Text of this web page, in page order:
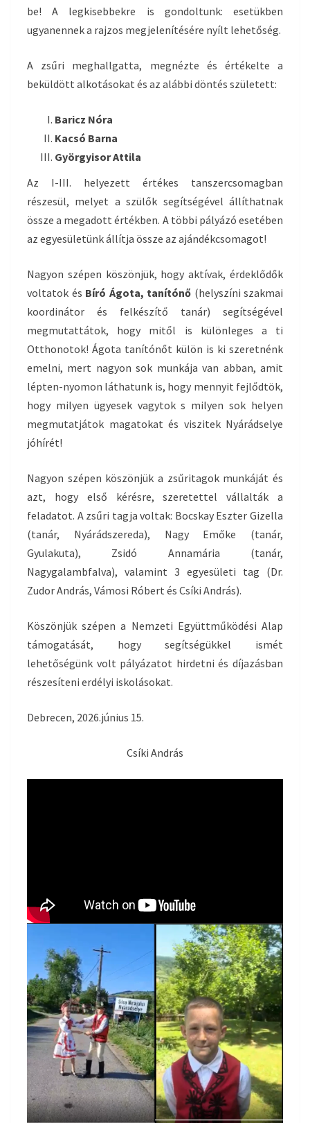
be! A legkisebbekre is gondoltunk: esetükben
ugyanennek a rajzos megjelenítésére nyílt lehetőség.
A zsűri meghallgatta, megnézte és értékelte a
beküldött alkotásokat és az alábbi döntés született:
Baricz Nóra
Kacsó Barna
Györgyisor Attila
Az I-III. helyezett értékes tanszercsomagban
részesül, melyet a szülők segítségével állíthatnak
össze a megadott értékben. A többi pályázó esetében
az egyesületünk állítja össze az ajándékcsomagot!
Nagyon szépen köszönjük, hogy aktívak, érdeklődők
voltatok és Bíró Ágota, tanítónő (helyszíni szakmai
koordinátor és felkészítő tanár) segítségével
megmutattátok, hogy mitől is különleges a ti
Otthonotok! Ágota tanítónőt külön is ki szeretnénk
emelni, mert nagyon sok munkája van abban, amit
lépten-nyomon láthatunk is, hogy mennyit fejlődtök,
hogy milyen ügyesek vagytok s milyen sok helyen
megmutatjátok magatokat és viszitek Nyárádselye
jóhírét!
Nagyon szépen köszönjük a zsűritagok munkáját és
azt, hogy első kérésre, szeretettel vállalták a
feladatot. A zsűri tagja voltak: Bocskay Eszter Gizella
(tanár, Nyárádszereda), Nagy Emőke (tanár,
Gyulakuta), Zsidó Annamária (tanár,
Nagygalambfalva), valamint 3 egyesületi tag (Dr.
Zudor András, Vámosi Róbert és Csíki András).
Köszönjük szépen a Nemzeti Együttműködési Alap
támogatását, hogy segítségükkel ismét
lehetőségünk volt pályázatot hirdetni és díjazásban
részesíteni erdélyi iskolásokat.
Debrecen, 2026.június 15.
Csíki András